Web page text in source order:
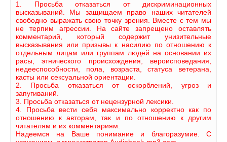
1. Просьба отказаться от дискриминационных
высказываний. Мы защищаем право наших читателей
свободно выражать свою точку зрения. Вместе с тем мы
не терпим агрессии. На сайте запрещено оставлять
комментарий, который содержит унизительные
высказывания или призывы к насилию по отношению к
отдельным лицам или группам людей на основании их
расы, этнического происхождения, вероисповедания,
недееспособности, пола, возраста, статуса ветерана,
касты или сексуальной ориентации.
2. Просьба отказаться от оскорблений, угроз и
запугиваний.
3. Просьба отказаться от нецензурной лексики.
4. Просьба вести себя максимально корректно как по
отношению к авторам, так и по отношению к другим
читателям и их комментариям.
Надеемся на Ваше понимание и благоразумие. С